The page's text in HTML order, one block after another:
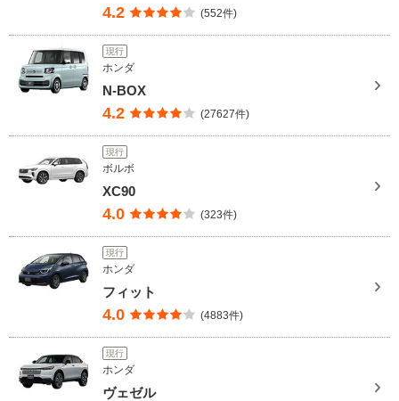
4.2 (552件)
現行
ホンダ
N-BOX
4.2 (27627件)
現行
ボルボ
XC90
4.0 (323件)
現行
ホンダ
フィット
4.0 (4883件)
現行
ホンダ
ヴェゼル